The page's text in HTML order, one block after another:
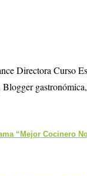
Directora Curso
“Mejor Cocinero